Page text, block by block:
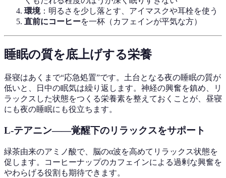
環境：明るさを少し落とす、アイマスクや耳栓を使う
直前にコーヒーを一杯（カフェインが平気な方）
睡眠の質を底上げする栄養
昼寝はあくまで“応急処置”です。土台となる夜の睡眠の質が
低いと、日中の眠気は繰り返します。神経の興奮を鎮め、リ
ラックスした状態をつくる栄養素を整えておくことが、昼寝
にも夜の睡眠にも役立ちます。
L-テアニン——覚醒下のリラックスをサポート
緑茶由来のアミノ酸で、脳のα波を高めてリラックス状態を
促します。コーヒーナップのカフェインによる過剰な興奮を
やわらげる役割も期待できます。